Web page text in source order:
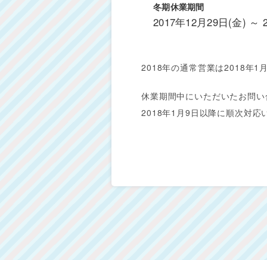
冬期休業期間
2017年12月29日(金) ～
2018年の通常営業は2018年1
休業期間中にいただいたお問
2018年1月9日以降に順次対応